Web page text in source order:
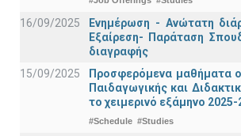
16/09/2025
Ενημέρωση - Ανώτατη
Εξαίρεση- Παράταση
διαγραφής
15/09/2025
Προσφερόμενα μαθήματα
Παιδαγωγικής και
το χειμερινό εξάμηνο 2025-
#Schedule #Studies